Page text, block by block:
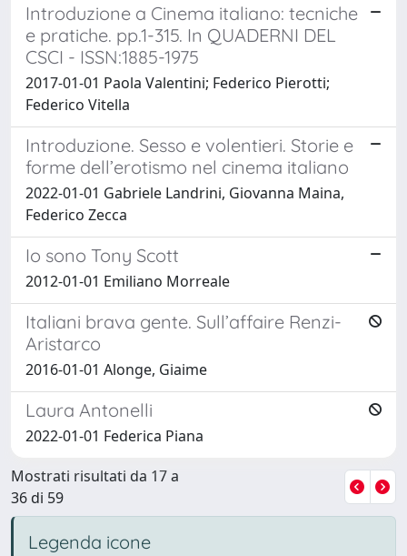
Introduzione a Cinema italiano: tecniche
e pratiche. pp.1-315. In QUADERNI DEL
CSCI - ISSN:1885-1975
2017-01-01 Paola Valentini; Federico Pierotti;
Federico Vitella
Introduzione. Sesso e volentieri. Storie e
forme dell’erotismo nel cinema italiano
2022-01-01 Gabriele Landrini, Giovanna Maina,
Federico Zecca
Io sono Tony Scott
2012-01-01 Emiliano Morreale
Italiani brava gente. Sull’affaire Renzi-
Aristarco
2016-01-01 Alonge, Giaime
Laura Antonelli
2022-01-01 Federica Piana
Mostrati risultati da 17 a
36 di 59
Legenda icone